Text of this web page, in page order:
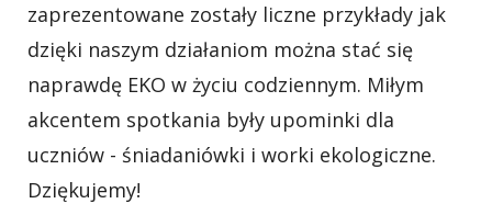
zaprezentowane zostały liczne przykłady jak
dzięki naszym działaniom można stać się
naprawdę EKO w życiu codziennym. Miłym
akcentem spotkania były upominki dla
uczniów - śniadaniówki i worki ekologiczne.
Dziękujemy!